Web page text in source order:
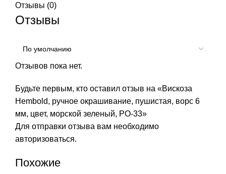
Отзывы (0)
Отзывы
Отзывов пока нет.
Будьте первым, кто оставил отзыв на «Вискоза
Hembold, ручное окрашивание, пушистая, ворс 6
мм, цвет, морской зеленый, РО-33»
Для отправки отзыва вам необходимо
авторизоваться.
Похожие